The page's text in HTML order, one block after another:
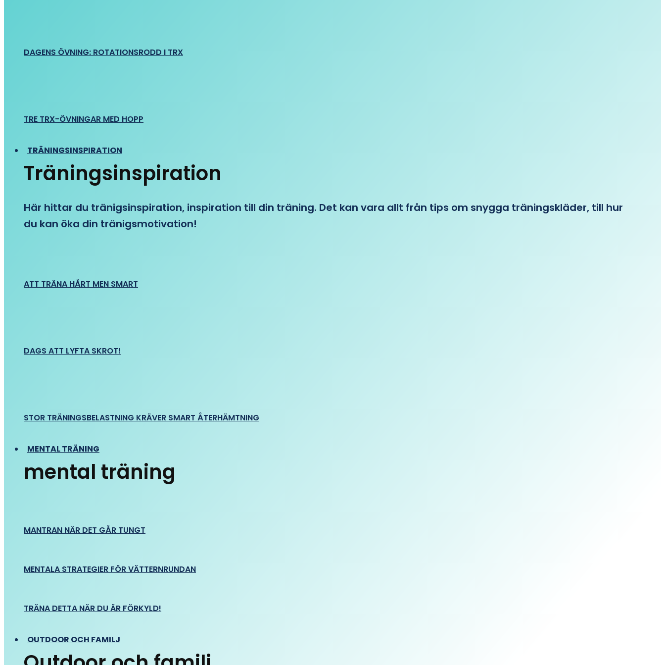
DAGENS ÖVNING: ROTATIONSRODD I TRX
TRE TRX-ÖVNINGAR MED HOPP
TRÄNINGSINSPIRATION
Träningsinspiration
Här hittar du tränigsinspiration, inspiration till din träning. Det kan vara allt från tips om snygga träningskläder, till hur
du kan öka din tränigsmotivation!
ATT TRÄNA HÅRT MEN SMART
DAGS ATT LYFTA SKROT!
STOR TRÄNINGSBELASTNING KRÄVER SMART ÅTERHÄMTNING
MENTAL TRÄNING
mental träning
MANTRAN NÄR DET GÅR TUNGT
MENTALA STRATEGIER FÖR VÄTTERNRUNDAN
TRÄNA DETTA NÄR DU ÄR FÖRKYLD!
OUTDOOR OCH FAMILJ